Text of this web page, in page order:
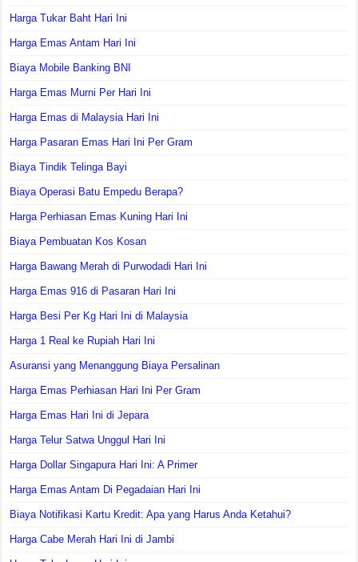
Harga Tukar Baht Hari Ini
Harga Emas Antam Hari Ini
Biaya Mobile Banking BNI
Harga Emas Murni Per Hari Ini
Harga Emas di Malaysia Hari Ini
Harga Pasaran Emas Hari Ini Per Gram
Biaya Tindik Telinga Bayi
Biaya Operasi Batu Empedu Berapa?
Harga Perhiasan Emas Kuning Hari Ini
Biaya Pembuatan Kos Kosan
Harga Bawang Merah di Purwodadi Hari Ini
Harga Emas 916 di Pasaran Hari Ini
Harga Besi Per Kg Hari Ini di Malaysia
Harga 1 Real ke Rupiah Hari Ini
Asuransi yang Menanggung Biaya Persalinan
Harga Emas Perhiasan Hari Ini Per Gram
Harga Emas Hari Ini di Jepara
Harga Telur Satwa Unggul Hari Ini
Harga Dollar Singapura Hari Ini: A Primer
Harga Emas Antam Di Pegadaian Hari Ini
Biaya Notifikasi Kartu Kredit: Apa yang Harus Anda Ketahui?
Harga Cabe Merah Hari Ini di Jambi